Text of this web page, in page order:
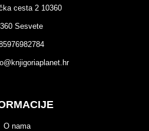
cesta 2 10360
Sesvete
O nama